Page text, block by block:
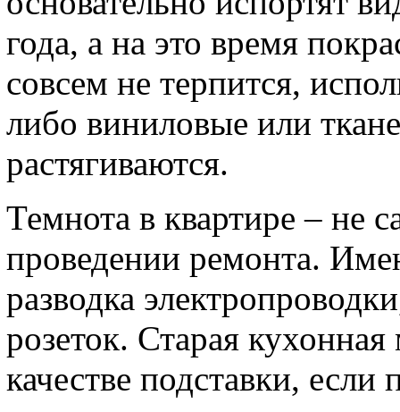
года, а на это время
совсем не терпится,
либо виниловые или
растягиваются.
Темнота в квартире –
проведении ремонта.
разводка
розеток. Старая
качестве подставки, если